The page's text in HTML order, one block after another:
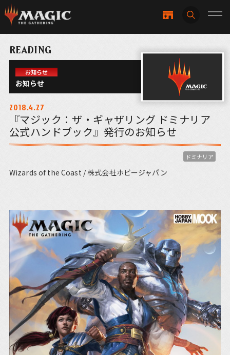
READING
お知らせ
お知らせ
2018.4.27
『マジック：ザ・ギャザリング ドミナリア
公式ハンドブック』発行のお知らせ
ドミナリア
Wizards of the Coast / 株式会社ホビージャパン